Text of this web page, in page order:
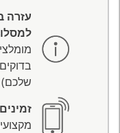
עזרה
שלכם)